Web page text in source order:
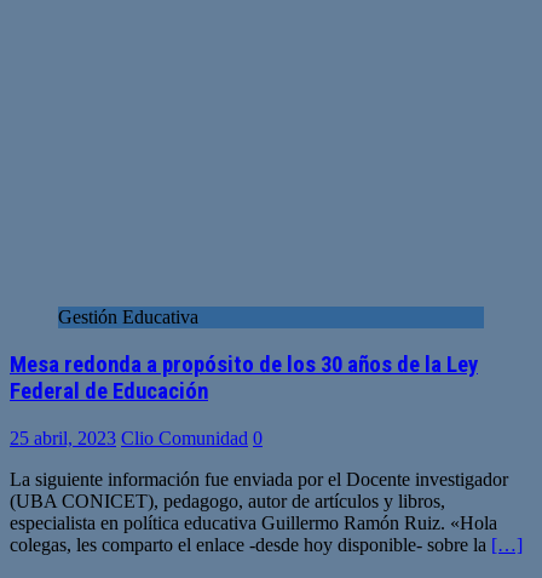
Gestión Educativa
Mesa redonda a propósito de los 30 años de la Ley
Federal de Educación
25 abril, 2023 Clio Comunidad 0
La siguiente información fue enviada por el Docente investigador
(UBA CONICET), pedagogo, autor de artículos y libros,
especialista en política educativa Guillermo Ramón Ruiz. «Hola
colegas, les comparto el enlace -desde hoy disponible- sobre la […]